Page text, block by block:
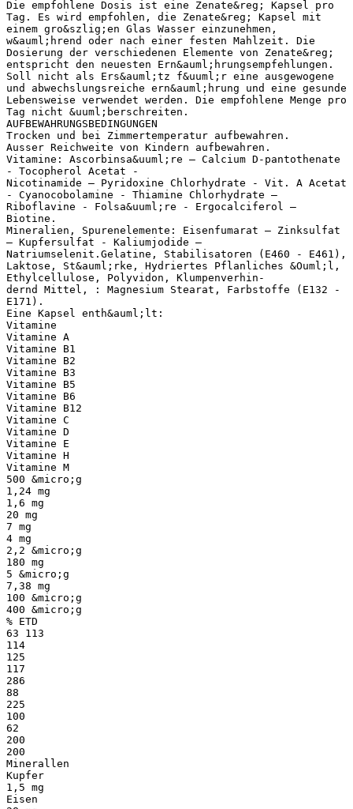
Die empfohlene Dosis ist eine Zenate&reg; Kapsel pro
Tag. Es wird empfohlen, die Zenate&reg; Kapsel mit
einem gro&szlig;en Glas Wasser einzunehmen,
w&auml;hrend oder nach einer festen Mahlzeit. Die
Dosierung der verschiedenen Elemente von Zenate&reg;
entspricht den neuesten Ern&auml;hrungsempfehlungen.
Soll nicht als Ers&auml;tz f&uuml;r eine ausgewogene
und abwechslungsreiche ern&auml;hrung und eine gesunde
Lebensweise verwendet werden. Die empfohlene Menge pro
Tag nicht &uuml;berschreiten.
AUFBEWAHRUNGSBEDINGUNGEN
Trocken und bei Zimmertemperatur aufbewahren.
Ausser Reichweite von Kindern aufbewahren.
Vitamine: Ascorbinsa&uuml;re – Calcium D-pantothenate
- Tocopherol Acetat -
Nicotinamide – Pyridoxine Chlorhydrate - Vit. A Acetat
- Cyanocobolamine - Thiamine Chlorhydrate –
Riboflavine - Folsa&uuml;re - Ergocalciferol –
Biotine.
Mineralien, Spurenelemente: Eisenfumarat – Zinksulfat
– Kupfersulfat - Kaliumjodide –
Natriumselenit.Gelatine, Stabilisatoren (E460 - E461),
Laktose, St&auml;rke, Hydriertes Pflanliches &Ouml;l,
Ethylcellulose, Polyvidon, Klumpenverhin-
dernd Mittel, : Magnesium Stearat, Farbstoffe (E132 -
E171).
Eine Kapsel enth&auml;lt:
Vitamine
Vitamine A
Vitamine B1
Vitamine B2
Vitamine B3
Vitamine B5
Vitamine B6
Vitamine B12
Vitamine C
Vitamine D
Vitamine E
Vitamine H
Vitamine M
500 &micro;g
1,24 mg
1,6 mg
20 mg
7 mg
4 mg
2,2 &micro;g
180 mg
5 &micro;g
7,38 mg
100 &micro;g
400 &micro;g
% ETD
63 113
114
125
117
286
88
225
100
62
200
200
Minerallen
Kupfer
1,5 mg
Eisen